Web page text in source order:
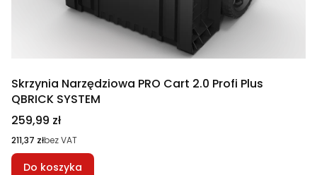
Skrzynia Narzędziowa PRO Cart 2.0 Profi Plus
QBRICK SYSTEM
Cena
259,99 zł
Cena
211,37 złbez VAT
Do koszyka